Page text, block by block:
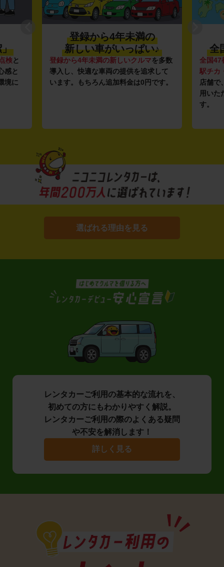
」
検と
感と
境に
登録から4年未満の
新しい車がいっぱい♪
登録から4年未満の新しいクルマを多数
導入し、快適な車両の提供を追求して
います。もちろん追加料金は0円です。
全
全国47
駅チカ
店舗で
用いた
す。
選ばれる理由を見る
レンタカーご利用の基本的な流れを、
初めての方にもわかりやすく解説。
レンタカーご利用の際のよくある疑問
や不安を解消します！
詳しく見る